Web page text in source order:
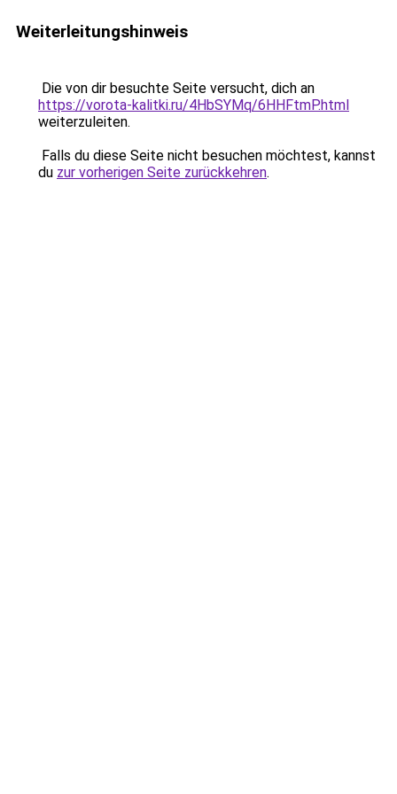
Weiterleitungshinweis
Die von dir besuchte Seite versucht, dich an
https://vorota-kalitki.ru/4HbSYMq/6HHFtmP.html
weiterzuleiten.
Falls du diese Seite nicht besuchen möchtest, kannst
du zur vorherigen Seite zurückkehren.